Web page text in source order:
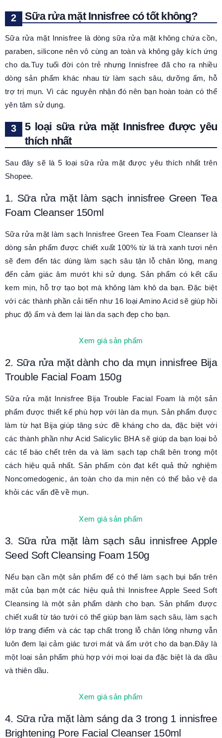
Sữa rửa mặt Innisfree có tốt không?
Sữa rửa mặt Innisfree là dòng sữa rửa mặt không chứa cồn,
paraben, silicone nên vô cùng an toàn và không gây kích ứng
cho da.Tuy tuổi đời còn trẻ nhưng Innisfree đã cho ra nhiều
dòng sản phẩm khác nhau từ làm sạch sâu, dưỡng ẩm, hỗ
trợ trị mụn. Vì các nguyên nhận đó nên bạn hoàn toàn có thể
yên tâm sử dụng.
5 loại sữa rửa mặt Innisfree được yêu
thích nhất
Sau đây sẽ là 5 loại sữa rửa mặt được yêu thích nhất trên
Shopee.
1. Sữa rửa mặt làm sạch innisfree Green Tea
Foam Cleanser 150ml
Sữa rửa mặt làm sạch Innisfree Green Tea Foam Cleanser là
dòng sản phẩm được chiết xuất 100% từ lá trà xanh tươi nên
sẽ đem đến tác dùng làm sạch sâu tận lỗ chân lông, mang
đến cảm giác âm mướt khi sử dụng. Sản phẩm có kết cấu
kem mịn, hỗ trợ tạo bọt mà không làm khô da bạn. Đặc biệt
với các thành phần cải tiến như 16 loại Amino Acid sẽ giúp hồi
phục độ ẩm và đem lại làn da sạch đẹp cho bạn.
Xem giá sản phẩm
2. Sữa rửa mặt dành cho da mụn innisfree Bija
Trouble Facial Foam 150g
Sữa rửa mặt Innisfree Bija Trouble Facial Foam là một sản
phẩm được thiết kế phù hợp với làn da mụn. Sản phẩm được
làm từ hạt Bija giúp tăng sức đề kháng cho da, đặc biệt với
các thành phần như Acid Salicylic BHA sẽ giúp da bạn loại bỏ
các tế bào chết trên da và làm sạch tạp chất bên trong một
cách hiệu quả nhất. Sản phẩm còn đạt kết quả thử nghiệm
Noncomedogenic, án toàn cho da mịn nên có thể bảo vệ da
khỏi các vấn đề về mụn.
Xem giá sản phẩm
3. Sữa rửa mặt làm sạch sâu innisfree Apple
Seed Soft Cleansing Foam 150g
Nếu bạn cần một sản phẩm để có thể làm sạch bụi bẩn trên
mặt của bạn một các hiệu quả thì Innisfree Apple Seed Soft
Cleansing là một sản phẩm dành cho bạn. Sản phẩm được
chiết xuất từ táo tưới có thể giúp bạn làm sạch sâu, làm sạch
lớp trang điểm và các tạp chất trong lỗ chân lông nhưng vẫn
luôn đem lại cảm giác tươi mát và ấm ướt cho da bạn.Đây là
một loại sản phẩm phù hợp với mọi loại da đặc biệt là da dầu
và thiên dầu.
Xem giá sản phẩm
4. Sữa rửa mặt làm sáng da 3 trong 1 innisfree
Brightening Pore Facial Cleanser 150ml